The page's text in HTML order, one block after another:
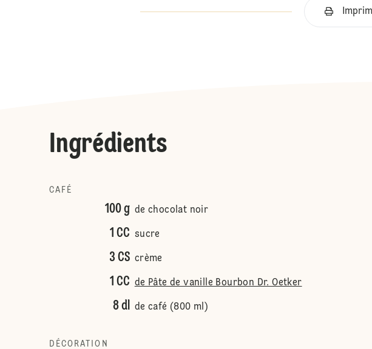
Ingrédients
CAFÉ
100 g de chocolat noir
1 CC sucre
3 CS crème
1 CC de Pâte de vanille Bourbon Dr. Oetker
8 dl de café (800 ml)
DÉCORATION